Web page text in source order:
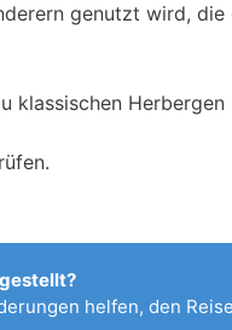
genutzt wird, die
klassischen Herbergen
helfen, den